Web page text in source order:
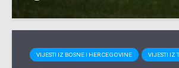
VIJESTI IZ BOSNE I HERCEGOVINE VIJESTI IZ